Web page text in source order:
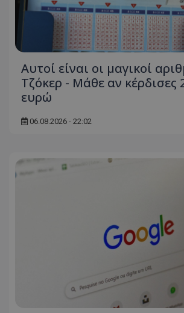
Αυτοί είναι οι μαγικοί
Τζόκερ - Μάθε αν κέρδισες
ευρώ
06.08.2026 - 22:02